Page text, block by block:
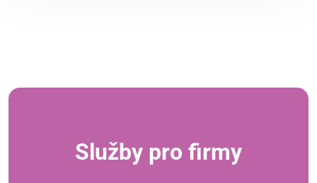
Služby pro firmy